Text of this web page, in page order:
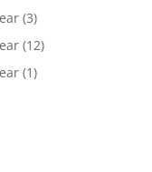
(3)
(12)
(1)